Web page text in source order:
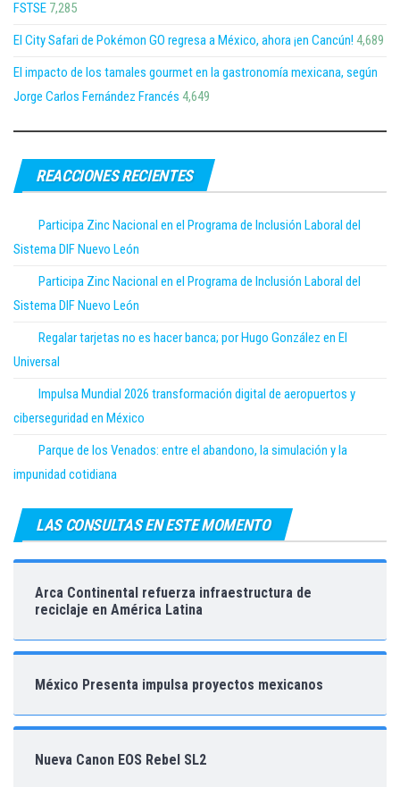
FSTSE 7,285
El City Safari de Pokémon GO regresa a México, ahora ¡en Cancún! 4,689
El impacto de los tamales gourmet en la gastronomía mexicana, según
Jorge Carlos Fernández Francés 4,649
REACCIONES RECIENTES
Participa Zinc Nacional en el Programa de Inclusión Laboral del
Sistema DIF Nuevo León
Participa Zinc Nacional en el Programa de Inclusión Laboral del
Sistema DIF Nuevo León
Regalar tarjetas no es hacer banca; por Hugo González en El
Universal
Impulsa Mundial 2026 transformación digital de aeropuertos y
ciberseguridad en México
Parque de los Venados: entre el abandono, la simulación y la
impunidad cotidiana
LAS CONSULTAS EN ESTE MOMENTO
Arca Continental refuerza infraestructura de
reciclaje en América Latina
México Presenta impulsa proyectos mexicanos
Nueva Canon EOS Rebel SL2